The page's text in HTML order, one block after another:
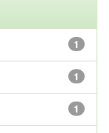
1
1
1